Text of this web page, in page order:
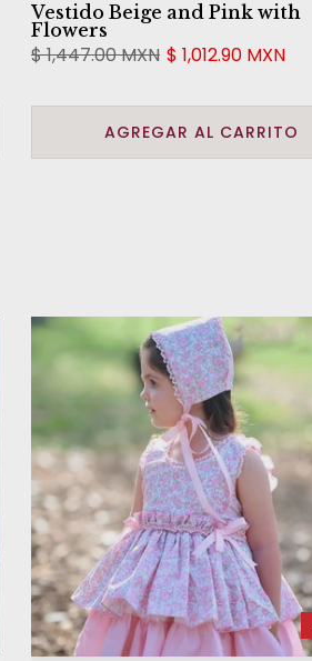
Vestido Beige and Pink with
Flowers
$ 1,447.00 MXN $ 1,012.90 MXN
AGREGAR AL CARRITO